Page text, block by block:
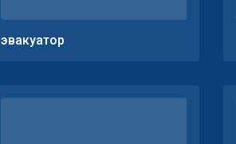
эвакуатор